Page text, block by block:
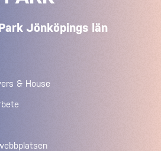
Jönköpings län
& House